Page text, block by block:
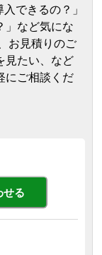
できるの？」
」など気にな
お見積りのご
見たい、など
にご相談くだ
せる